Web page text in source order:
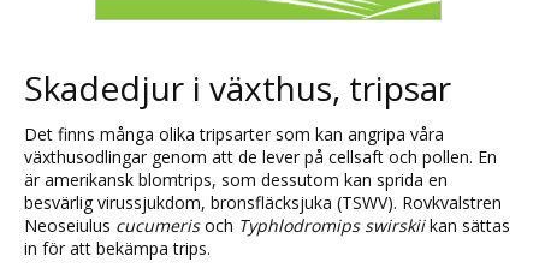
Skadedjur i växthus, tripsar
Det finns många olika tripsarter som kan angripa våra
växthusodlingar genom att de lever på cellsaft och pollen. En
är amerikansk blomtrips, som dessutom kan sprida en
besvärlig virussjukdom, bronsfläcksjuka (TSWV). Rovkvalstren
Neoseiulus cucumerisoch Typhlodromips swirskiikan sättas
in för att bekämpa trips.